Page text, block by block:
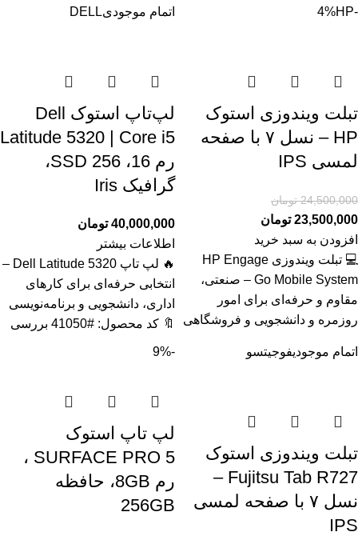
-4%
HP
تبلت ویندوزی استوک
HP – نسل ۷ با صفحه
لمسی IPS
24,500,000 تومان
23,500,000 تومان
افزودن به سبد خرید
💻 تبلت ویندوزی HP Engage
Go Mobile System – صنعتی،
مقاوم و حرفه‌ای برای امور
روزمره و دانشجویی و فروشگاهی
اتمام موجودیDELL
لپ‌تاپ استوک Dell
Latitude 5320 | Core i5
رم 16، SSD 256،
گرافیک Iris
40,000,000 تومان
اطلاعات بیشتر
🔥 لپ تاپ Dell Latitude 5320 –
انتخابی حرفه‌ای برای کارهای
اداری، دانشجویی و برنامه‌نویسی
🔖 کد محصول: #41050 بررسی
اتمام موجودیفوجیتسو
تبلت ویندوزی استوک
Fujitsu Tab R727 –
نسل ۷ با صفحه لمسی
IPS
-9%
لپ تاپ استوک
SURFACE PRO 5 ،
رم 8GB، حافظه
256GB